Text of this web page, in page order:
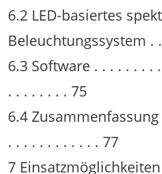
6.2 LED-basiertes
Beleuchtungssystem .
6.3 Software . . . . . . . .
. . . . . . . . 75
6.4
. . . . . . . . . . . . 77
7